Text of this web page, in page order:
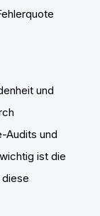
und
Audits und
ist die